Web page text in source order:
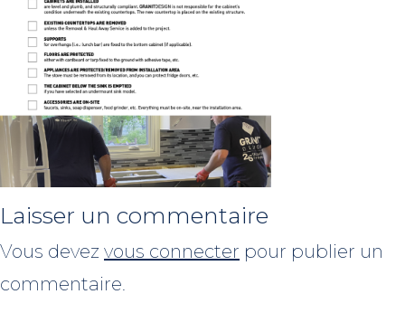
Laisser un commentaire
Vous devez vous connecter pour publier un
commentaire.